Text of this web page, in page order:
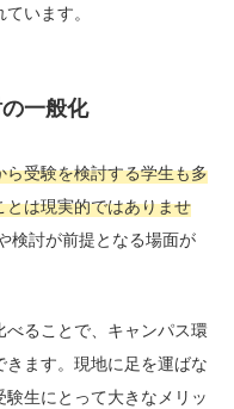
います。
一般化
受験を検討する学生も多
は現実的ではありませ
検討が前提となる場面が
ることで、キャンパス環
ます。現地に足を運ばな
生にとって大きなメリッ